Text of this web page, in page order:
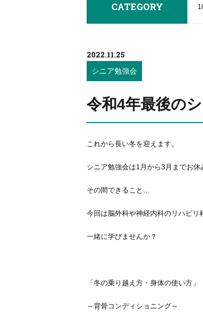
CATEGORY
2022.11.25
シニア勉強会
令和4年最後の
これから長い冬を迎えます。
シニア勉強会は1月から3月までお休
その間できること…
今回は脳外科や神経内科のリハビリ
一緒に学びませんか？
「冬の乗り越え方・身体の使い方」
～背骨コンディショニング～